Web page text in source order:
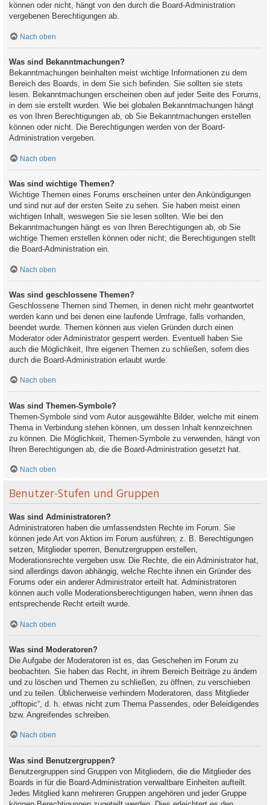
können oder nicht, hängt von den durch die Board-Administration
vergebenen Berechtigungen ab.
Nach oben
Was sind Bekanntmachungen?
Bekanntmachungen beinhalten meist wichtige Informationen zu dem
Bereich des Boards, in dem Sie sich befinden. Sie sollten sie stets
lesen. Bekanntmachungen erscheinen oben auf jeder Seite des Forums,
in dem sie erstellt wurden. Wie bei globalen Bekanntmachungen hängt
es von Ihren Berechtigungen ab, ob Sie Bekanntmachungen erstellen
können oder nicht. Die Berechtigungen werden von der Board-
Administration vergeben.
Nach oben
Was sind wichtige Themen?
Wichtige Themen eines Forums erscheinen unter den Ankündigungen
und sind nur auf der ersten Seite zu sehen. Sie haben meist einen
wichtigen Inhalt, weswegen Sie sie lesen sollten. Wie bei den
Bekanntmachungen hängt es von Ihren Berechtigungen ab, ob Sie
wichtige Themen erstellen können oder nicht; die Berechtigungen stellt
die Board-Administration ein.
Nach oben
Was sind geschlossene Themen?
Geschlossene Themen sind Themen, in denen nicht mehr geantwortet
werden kann und bei denen eine laufende Umfrage, falls vorhanden,
beendet wurde. Themen können aus vielen Gründen durch einen
Moderator oder Administrator gesperrt werden. Eventuell haben Sie
auch die Möglichkeit, Ihre eigenen Themen zu schließen, sofern dies
durch die Board-Administration erlaubt wurde.
Nach oben
Was sind Themen-Symbole?
Themen-Symbole sind vom Autor ausgewählte Bilder, welche mit einem
Thema in Verbindung stehen können, um dessen Inhalt kennzeichnen
zu können. Die Möglichkeit, Themen-Symbole zu verwenden, hängt von
Ihren Berechtigungen ab, die die Board-Administration gesetzt hat.
Nach oben
Benutzer-Stufen und Gruppen
Was sind Administratoren?
Administratoren haben die umfassendsten Rechte im Forum. Sie
können jede Art von Aktion im Forum ausführen; z. B. Berechtigungen
setzen, Mitglieder sperren, Benutzergruppen erstellen,
Moderationsrechte vergeben usw. Die Rechte, die ein Administrator hat,
sind allerdings davon abhängig, welche Rechte ihnen ein Gründer des
Forums oder ein anderer Administrator erteilt hat. Administratoren
können auch volle Moderationsberechtigungen haben, wenn ihnen das
entsprechende Recht erteilt wurde.
Nach oben
Was sind Moderatoren?
Die Aufgabe der Moderatoren ist es, das Geschehen im Forum zu
beobachten. Sie haben das Recht, in ihrem Bereich Beiträge zu ändern
und zu löschen und Themen zu schließen, zu öffnen, zu verschieben
und zu teilen. Üblicherweise verhindern Moderatoren, dass Mitglieder
„offtopic“, d. h. etwas nicht zum Thema Passendes, oder Beleidigendes
bzw. Angreifendes schreiben.
Nach oben
Was sind Benutzergruppen?
Benutzergruppen sind Gruppen von Mitgliedern, die die Mitglieder des
Boards in für die Board-Administration verwaltbare Einheiten aufteilt.
Jedes Mitglied kann mehreren Gruppen angehören und jeder Gruppe